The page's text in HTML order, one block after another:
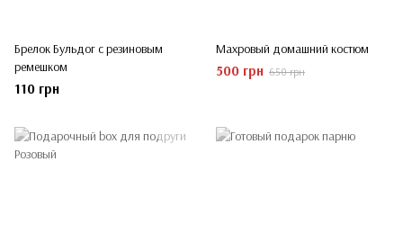
Брелок Бульдог с резиновым
ремешком
110 грн
Махровый домашний костюм
500 грн 650 грн